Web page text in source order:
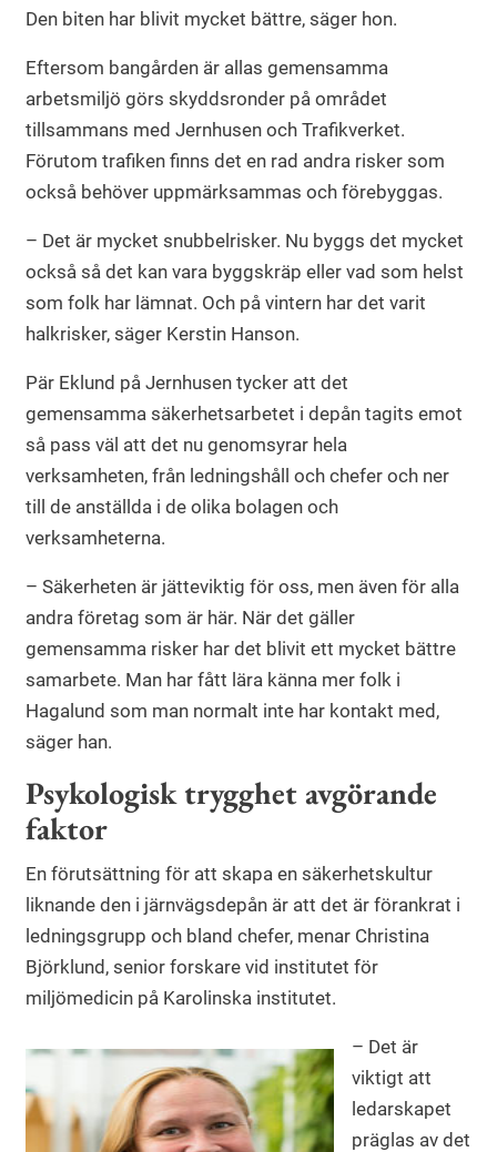
Den biten har blivit mycket bättre, säger hon.
Eftersom bangården är allas gemensamma
arbetsmiljö görs skyddsronder på området
tillsammans med Jernhusen och Trafikverket.
Förutom trafiken finns det en rad andra risker som
också behöver uppmärksammas och förebyggas.
– Det är mycket snubbelrisker. Nu byggs det mycket
också så det kan vara byggskräp eller vad som helst
som folk har lämnat. Och på vintern har det varit
halkrisker, säger Kerstin Hanson.
Pär Eklund på Jernhusen tycker att det
gemensamma säkerhetsarbetet i depån tagits emot
så pass väl att det nu genomsyrar hela
verksamheten, från ledningshåll och chefer och ner
till de anställda i de olika bolagen och
verksamheterna.
– Säkerheten är jätteviktig för oss, men även för alla
andra företag som är här. När det gäller
gemensamma risker har det blivit ett mycket bättre
samarbete. Man har fått lära känna mer folk i
Hagalund som man normalt inte har kontakt med,
säger han.
Psykologisk trygghet avgörande
faktor
En förutsättning för att skapa en säkerhetskultur
liknande den i järnvägsdepån är att det är förankrat i
ledningsgrupp och bland chefer, menar Christina
Björklund, senior forskare vid institutet för
miljömedicin på Karolinska institutet.
– Det är
viktigt att
ledarskapet
präglas av det